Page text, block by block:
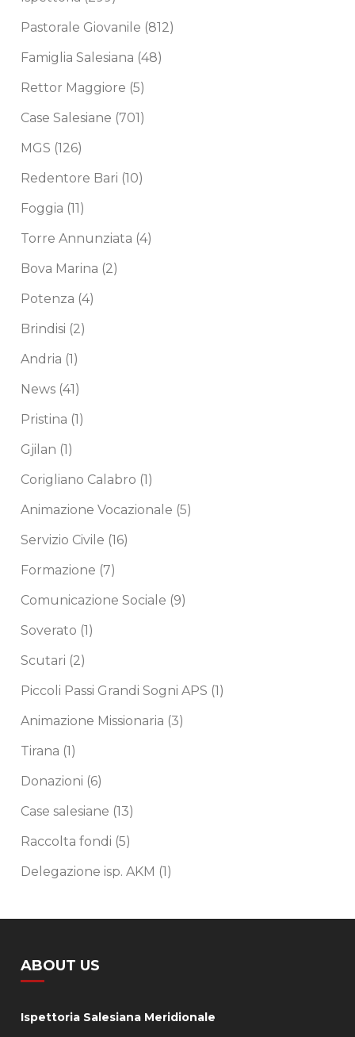
Pastorale Giovanile (812)
Famiglia Salesiana (48)
Rettor Maggiore (5)
Case Salesiane (701)
MGS (126)
Redentore Bari (10)
Foggia (11)
Torre Annunziata (4)
Bova Marina (2)
Potenza (4)
Brindisi (2)
Andria (1)
News (41)
Pristina (1)
Gjilan (1)
Corigliano Calabro (1)
Animazione Vocazionale (5)
Servizio Civile (16)
Formazione (7)
Comunicazione Sociale (9)
Soverato (1)
Scutari (2)
Piccoli Passi Grandi Sogni APS (1)
Animazione Missionaria (3)
Tirana (1)
Donazioni (6)
Case salesiane (13)
Raccolta fondi (5)
Delegazione isp. AKM (1)
ABOUT US
Ispettoria Salesiana Meridionale